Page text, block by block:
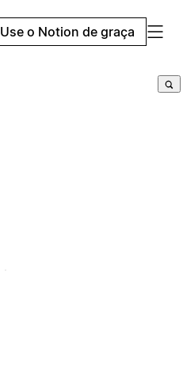
Use o Notion de graça